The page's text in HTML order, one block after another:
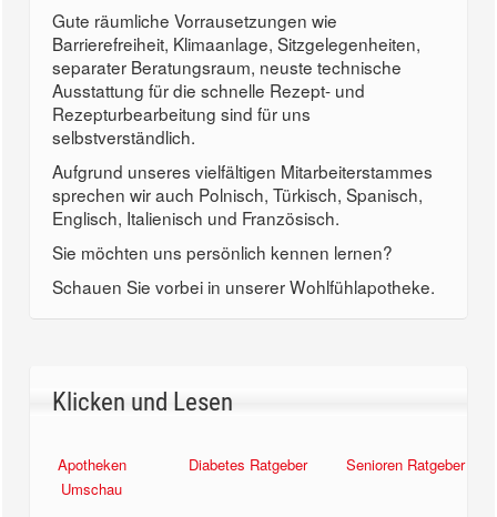
Gute räumliche Vorrausetzungen wie
Barrierefreiheit, Klimaanlage, Sitzgelegenheiten,
separater Beratungsraum, neuste technische
Ausstattung für die schnelle Rezept- und
Rezepturbearbeitung sind für uns
selbstverständlich.
Aufgrund unseres vielfältigen Mitarbeiterstammes
sprechen wir auch Polnisch, Türkisch, Spanisch,
Englisch, Italienisch und Französisch.
Sie möchten uns persönlich kennen lernen?
Schauen Sie vorbei in unserer Wohlfühlapotheke.
Klicken und Lesen
Apotheken
Umschau
Diabetes Ratgeber Senioren Ratgeber